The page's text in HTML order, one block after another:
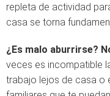
repleta de actividad
casa se torna
¿Es malo aburrirse?
veces es incompatible
trabajo lejos de casa o